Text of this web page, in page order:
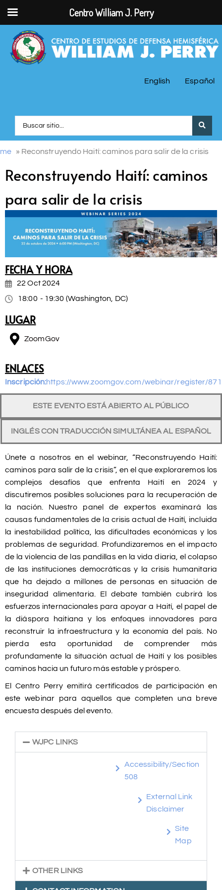
English Español
» Reconstruyendo Haití: caminos para salir de la crisis
Reconstruyendo Haití: caminos
para salir de la crisis
FECHA Y HORA
22 Oct 2024
18:00 - 19:30 (Washington, DC)
LUGAR
ZoomGov
ENLACES
Inscripción:https://www.zoomgov.com/webinar/register/
ESTE EVENTO ESTÁ ABIERTO AL PÚBLICO
INGLÉS CON TRADUCCIÓN SIMULTÁNEA AL ESPAÑOL
Únete a nosotros en el webinar, “Reconstruyendo Haití:
caminos para salir de la crisis”, en el que exploraremos los
complejos desafíos que enfrenta Haití en 2024 y
discutiremos posibles soluciones para la recuperación de
la nación. Nuestro panel de expertos examinará las
causas fundamentales de la crisis actual de Haití, incluida
la inestabilidad política, las dificultades económicas y los
problemas de seguridad. Profundizaremos en el impacto
de la violencia de las pandillas en la vida diaria, el colapso
de las instituciones democráticas y la crisis humanitaria
que ha dejado a millones de personas en situación de
inseguridad alimentaria. El debate también cubrirá los
esfuerzos internacionales para apoyar a Haití, el papel de
la diáspora haitiana y los enfoques innovadores para
reconstruir la infraestructura y la economía del país. No
pierda esta oportunidad de comprender más
profundamente la situación actual de Haití y los posibles
caminos hacia un futuro más estable y próspero.
El Centro Perry emitirá certificados de participación en
este webinar para aquellos que completen una breve
encuesta después del evento.
WJPC LINKS
Accessibility/Section
508
External Link
Disclaimer
Site
Map
OTHER LINKS
Centro William J. Perry